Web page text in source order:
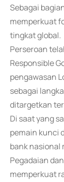
Sebagai
memperkuat
tingkat global.
Perseroan
Responsible
pengawasan
sebagai
ditargetkan
Di saat yang
pemain kunci
bank nasional
Pegadaian
memperkuat